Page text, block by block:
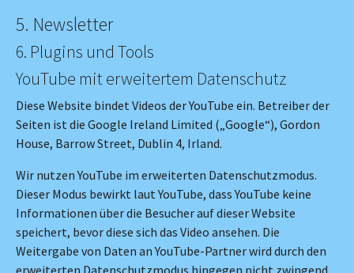
5. Newsletter
6. Plugins und Tools
YouTube mit erweitertem Datenschutz
Diese Website bindet Videos der YouTube ein. Betreiber der
Seiten ist die Google Ireland Limited („Google“), Gordon
House, Barrow Street, Dublin 4, Irland.
Wir nutzen YouTube im erweiterten Datenschutzmodus.
Dieser Modus bewirkt laut YouTube, dass YouTube keine
Informationen über die Besucher auf dieser Website
speichert, bevor diese sich das Video ansehen. Die
Weitergabe von Daten an YouTube-Partner wird durch den
erweiterten Datenschutzmodus hingegen nicht zwingend